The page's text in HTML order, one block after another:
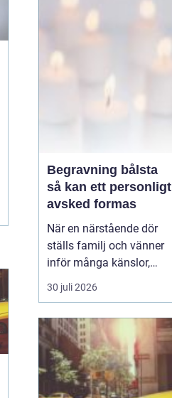
komma tillbaka. När
kraven på komfort,
Begravning bålsta
så kan ett personligt
avsked formas
När en närstående dör
ställs familj och vänner
inför många känslor,
men också praktiska
beslut.
ceremoni i någon av
Håbo församlings kyrkor
eller ka...
30 juli 2026